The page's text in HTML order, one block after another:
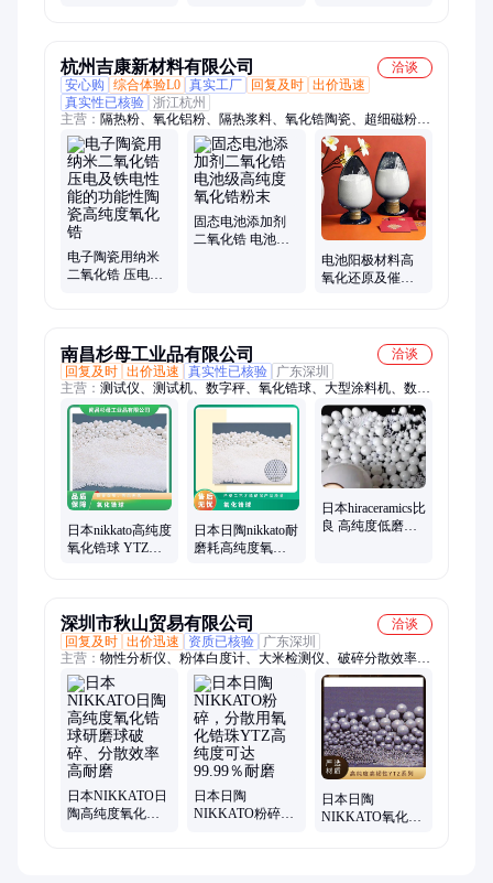
杭州吉康新材料有限公司
洽谈
安心购
综合体验L0 真实工厂 回复及时 出价迅速
真实性已核验 浙江杭州
主营： 隔热粉、氧化铝粉、隔热浆料、氧化锆陶瓷、超细磁粉、
磁性液体、纳米磁粉、电池材料、二氧化硅、合金材料、电子涂
层、纳米银粉、涂料油漆粉、透明氧化铝、水性分散液、纳米氧
化镧、纳米氧化铁、纳米氧化铝、纳米氢氧化铝、纳米氧化镁、
纳米氧化锌
电子陶瓷用纳米
二氧化锆 压电及
固态电池添加剂
二氧化锆 电池级
电池阳极材料高
氧化还原及催化
南昌杉母工业品有限公司
洽谈
回复及时 出价迅速 真实性已核验
广东深圳
主营： 测试仪、测试机、数字秤、氧化锆球、大型涂料机、数字
万用表、机床辅助镜头、单螺钉挤出机、无障碍秤轮椅、身体组
件分析仪
日本nikkato高纯度
氧化锆球 YTZ可
日本日陶nikkato耐
磨耗高纯度氧化
日本hiraceramics比
良 高纯度低磨耗
深圳市秋山贸易有限公司
洽谈
回复及时 出价迅速 资质已核验
广东深圳
主营： 物性分析仪、粉体白度计、大米检测仪、破碎分散效率高
耐磨、颗粒评定仪
日本NIKKATO日
陶高纯度氧化锆
日本日陶
NIKKATO粉碎，
日本日陶
NIKKATO氧化锆